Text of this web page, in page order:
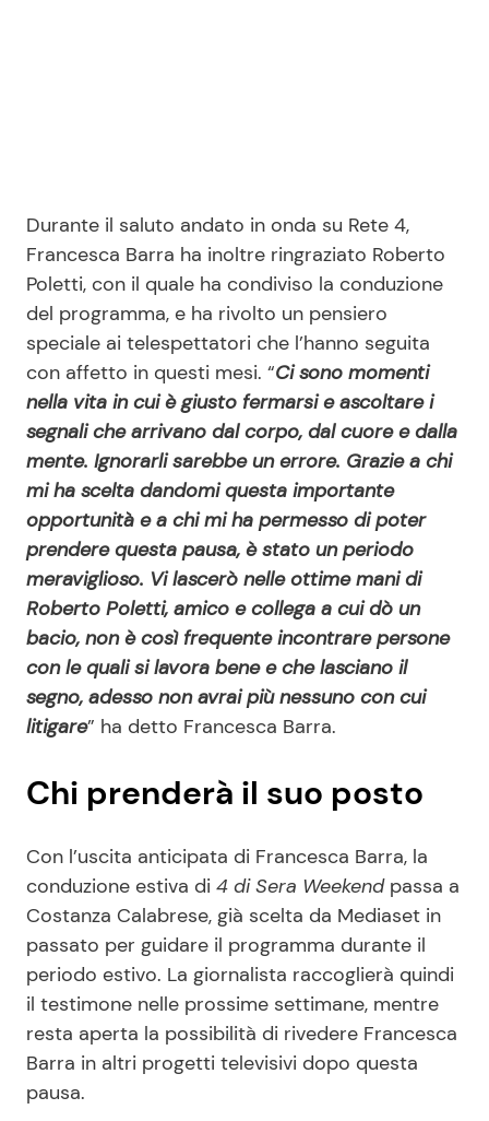
Durante il saluto andato in onda su Rete 4,
Francesca Barra ha inoltre ringraziato Roberto
Poletti, con il quale ha condiviso la conduzione
del programma, e ha rivolto un pensiero
speciale ai telespettatori che l’hanno seguita
con affetto in questi mesi. “Ci sono momenti
nella vita in cui è giusto fermarsi e ascoltare i
segnali che arrivano dal corpo, dal cuore e dalla
mente. Ignorarli sarebbe un errore. Grazie a chi
mi ha scelta dandomi questa importante
opportunità e a chi mi ha permesso di poter
prendere questa pausa, è stato un periodo
meraviglioso. Vi lascerò nelle ottime mani di
Roberto Poletti, amico e collega a cui dò un
bacio, non è così frequente incontrare persone
con le quali si lavora bene e che lasciano il
segno, adesso non avrai più nessuno con cui
litigare” ha detto Francesca Barra.
Chi prenderà il suo posto
Con l’uscita anticipata di Francesca Barra, la
conduzione estiva di 4 di Sera Weekendpassa a
Costanza Calabrese, già scelta da Mediaset in
passato per guidare il programma durante il
periodo estivo. La giornalista raccoglierà quindi
il testimone nelle prossime settimane, mentre
resta aperta la possibilità di rivedere Francesca
Barra in altri progetti televisivi dopo questa
pausa.